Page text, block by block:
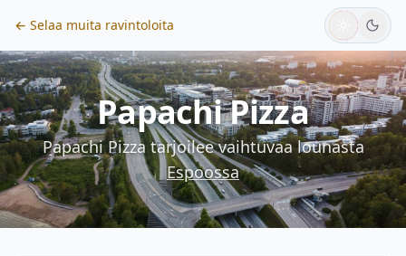
← Selaa muita ravintoloita
Papachi Pizza
Papachi Pizza tarjoilee vaihtuvaa lounasta
Espoossa